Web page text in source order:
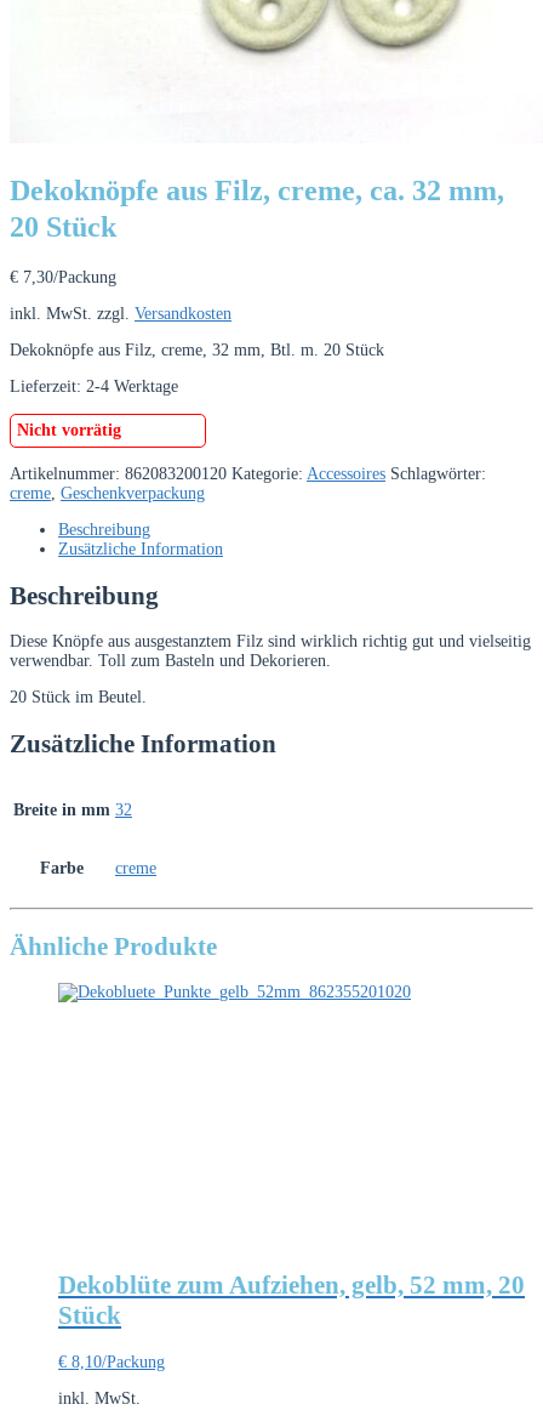
Dekoknöpfe aus Filz, creme, ca. 32 mm,
20 Stück
€ 7,30/Packung
inkl. MwSt. zzgl. Versandkosten
Dekoknöpfe aus Filz, creme, 32 mm, Btl. m. 20 Stück
Lieferzeit: 2-4 Werktage
Nicht vorrätig
Artikelnummer: 862083200120 Kategorie: Accessoires Schlagwörter:
creme, Geschenkverpackung
Beschreibung
Zusätzliche Information
Beschreibung
Diese Knöpfe aus ausgestanztem Filz sind wirklich richtig gut und vielseitig
verwendbar. Toll zum Basteln und Dekorieren.
20 Stück im Beutel.
Zusätzliche Information
Breite in mm 32
Farbe creme
Ähnliche Produkte
Dekoblüte zum Aufziehen, gelb, 52 mm, 20
Stück
€ 8,10/Packung
inkl. MwSt.